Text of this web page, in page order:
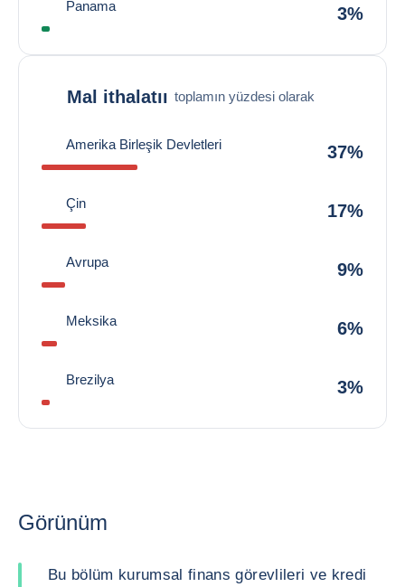
Panama 3%
Mal ithalatıı toplamın yüzdesi olarak
Amerika Birleşik Devletleri 37%
Çin 17%
Avrupa 9%
Meksika 6%
Brezilya 3%
Görünüm
Bu bölüm kurumsal finans görevlileri ve kredi